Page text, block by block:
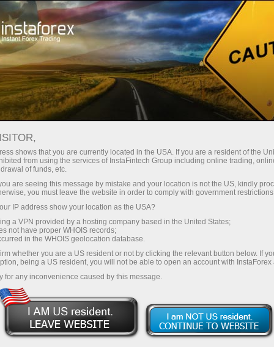
สำหรับเทรดเดอร์
การวิเคราะห์ฟอเร็กซ์
08.06.2026 07:37 AM
สัญญาณการเทรดสำหรับ EUR/USD
ระหว่างวันที่ 8-10 มิถุนายน 2026: ซื้อ
เหนือระดับ 1.1500 (21 SMA - 6/8
Murray)
shows that you are currently located in the USA. If you are a resident of the
from using the services of InstaFintech Group including online trading,
of funds, etc.
are seeing this message by mistake and your location is not the US, kindly
you must leave the website in order to comply with government
IP address show your location as the USA?
a VPN provided by a hosting company based in the United States;
not have proper WHOIS records;
in the WHOIS geolocation database.
whether you are a US resident or not by clicking the relevant button below. If
being a US resident, you will not be able to open an account with InstaForex
for any inconvenience caused by this message.